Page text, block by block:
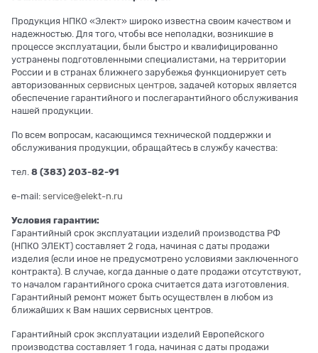
Продукция НПКО «Элект» широко известна своим качеством и
надежностью. Для того, чтобы все неполадки, возникшие в
процессе эксплуатации, были быстро и квалифицированно
устранены подготовленными специалистами, на территории
России и в странах ближнего зарубежья функционирует сеть
авторизованных сервисных центров, задачей которых является
обеспечение гарантийного и послегарантийного обслуживания
нашей продукции.
По всем вопросам, касающимся технической поддержки и
обслуживания продукции, обращайтесь в службу качества:
тел. 8 (383) 203-82-91
e-mail: service@elekt-n.ru
Условия гарантии:
Гарантийный срок эксплуатации изделий производства РФ
(НПКО ЭЛЕКТ) составляет 2 года, начиная с даты продажи
изделия (если иное не предусмотрено условиями заключенного
контракта). В случае, когда данные о дате продажи отсутствуют,
то началом гарантийного срока считается дата изготовления.
Гарантийный ремонт может быть осуществлен в любом из
ближайших к Вам наших сервисных центров.
Гарантийный срок эксплуатации изделий Европейского
производства составляет 1 года, начиная с даты продажи